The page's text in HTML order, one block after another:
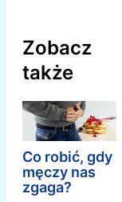
Zobacz
także
Co robić, gdy
męczy nas
zgaga?